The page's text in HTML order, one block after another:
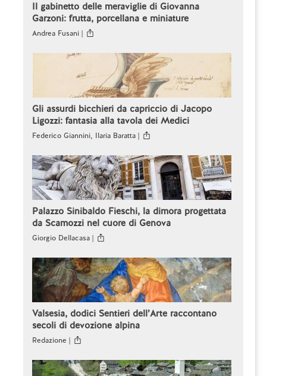
Il gabinetto delle meraviglie di Giovanna
Garzoni: frutta, porcellana e miniature
Andrea Fusani |
Gli assurdi bicchieri da capriccio di Jacopo
Ligozzi: fantasia alla tavola dei Medici
Federico Giannini, Ilaria Baratta |
Palazzo Sinibaldo Fieschi, la dimora progettata
da Scamozzi nel cuore di Genova
Giorgio Dellacasa |
Valsesia, dodici Sentieri dell’Arte raccontano
secoli di devozione alpina
Redazione |